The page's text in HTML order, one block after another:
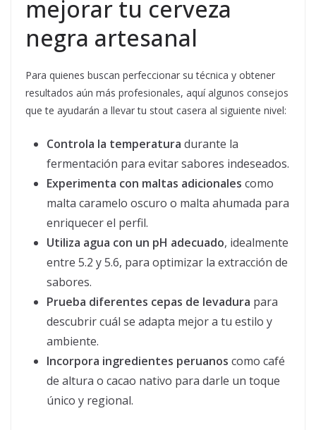
mejorar tu cerveza
negra artesanal
Para quienes buscan perfeccionar su técnica y obtener
resultados aún más profesionales, aquí algunos consejos
que te ayudarán a llevar tu stout casera al siguiente nivel:
Controla la temperatura durante la
fermentación para evitar sabores indeseados.
Experimenta con maltas adicionales como
malta caramelo oscuro o malta ahumada para
enriquecer el perfil.
Utiliza agua con un pH adecuado, idealmente
entre 5.2 y 5.6, para optimizar la extracción de
sabores.
Prueba diferentes cepas de levadura para
descubrir cuál se adapta mejor a tu estilo y
ambiente.
Incorpora ingredientes peruanos como café
de altura o cacao nativo para darle un toque
único y regional.